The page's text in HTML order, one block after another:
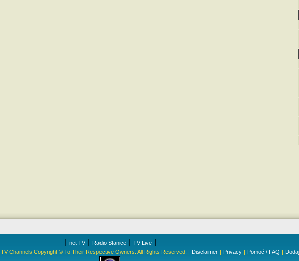
net TV Radio Stanice TV Live
TV Channels Copyright © To Their Respective Owners. All Rights Reserved. | Disclaimer | Privacy | Pomoć / FAQ |